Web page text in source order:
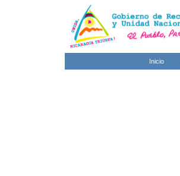
Inicio